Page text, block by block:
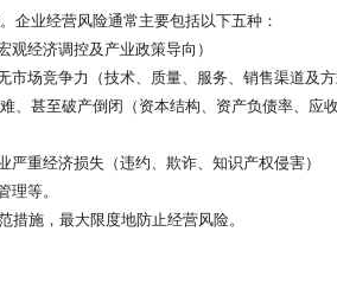
业经营风险通常主要包括以下五种：
经济调控及产业政策导向）
场竞争力（技术、质量、服务、销售渠道及方
、甚至破产倒闭（资本结构、资产负债率、应
重经济损失（违约、欺诈、知识产权侵害）
理等。
施，最大限度地防止经营风险。